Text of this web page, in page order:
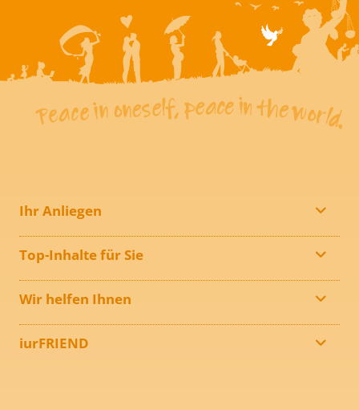
Ihr Anliegen
Top-Inhalte für Sie
Wir helfen Ihnen
iurFRIEND